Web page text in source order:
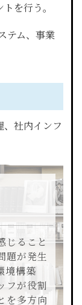
を行う。
テム、事業
社内インフ
じること
題が発生
境構築
フが役割
を多方向